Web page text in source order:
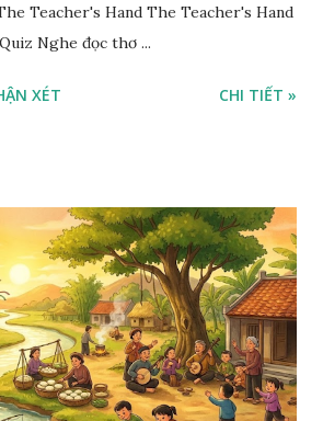
Teacher's Hand The Teacher's Hand
Nghe đọc thơ ...
XÉT CHI TIẾT »